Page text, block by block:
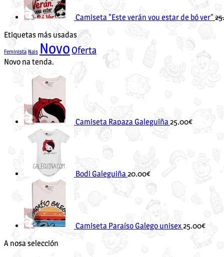
Camiseta "Este verán vou estar de bó ver"
Etiquetas más usadas
Feminista Nais Novo Oferta
Novo na tenda.
Camiseta Rapaza Galeguiña 25.00€
Bodi Galeguiña 20.00€
Camiseta Paraíso Galego unisex25.00€
A nosa selección